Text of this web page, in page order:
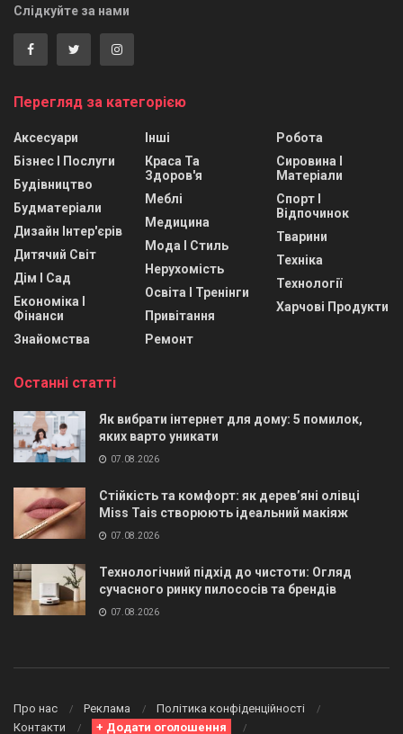
Слідкуйте за нами
Перегляд за категорією
Аксесуари
Бізнес І Послуги
Будівництво
Будматеріали
Дизайн Інтер'єрів
Дитячий Світ
Дім І Сад
Економіка І
Фінанси
Знайомства
Інші
Краса Та
Здоров'я
Меблі
Медицина
Мода І Стиль
Нерухомість
Освіта І Тренінги
Привітання
Ремонт
Робота
Сировина І
Матеріали
Спорт І
Відпочинок
Тварини
Техніка
Технології
Харчові Продукти
Останні статті
Як вибрати інтернет для дому: 5 помилок,
яких варто уникати
07.08.2026
Стійкість та комфорт: як дерев’яні олівці
Miss Tais створюють ідеальний макіяж
07.08.2026
Технологічний підхід до чистоти: Огляд
сучасного ринку пилососів та брендів
07.08.2026
Про нас Реклама
Політика конфіденційності
Контакти
+ Додати оголошення